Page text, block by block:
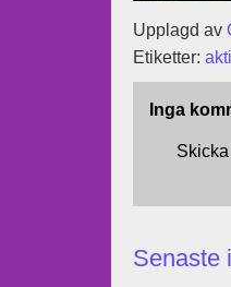
Upplagd av
Etiketter:
Inga
Senaste